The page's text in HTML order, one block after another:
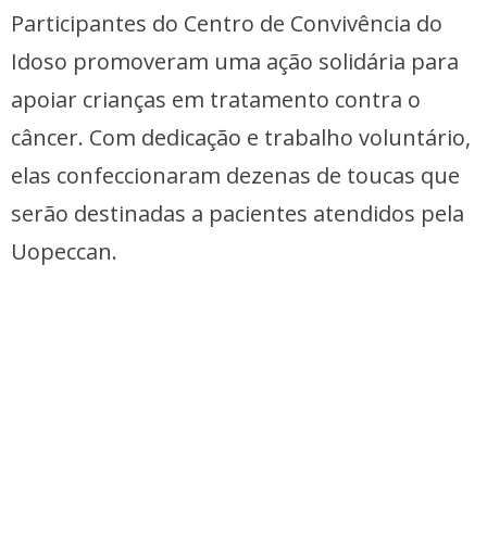
Participantes do Centro de Convivência do
Idoso promoveram uma ação solidária para
apoiar crianças em tratamento contra o
câncer. Com dedicação e trabalho voluntário,
elas confeccionaram dezenas de toucas que
serão destinadas a pacientes atendidos pela
Uopeccan.